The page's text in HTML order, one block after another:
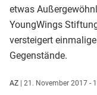
etwas
YoungWings
versteigert
Gegenstände.
AZ | 21. November 2017 -